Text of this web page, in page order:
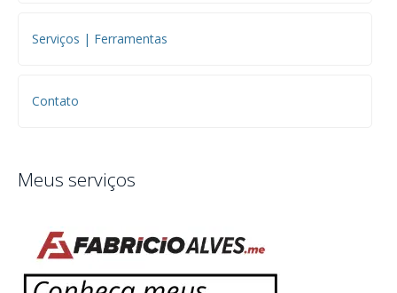
Serviços | Ferramentas
Contato
Meus serviços